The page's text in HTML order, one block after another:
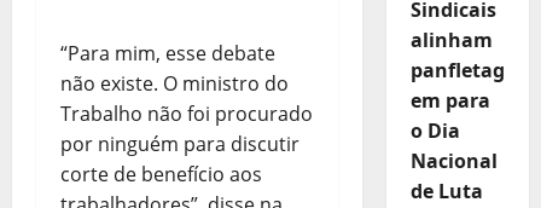
“Para mim, esse debate
não existe. O ministro do
Trabalho não foi procurado
por ninguém para discutir
corte de benefício aos
Sindicais
alinham
panfletag
em para
o Dia
Nacional
de Luta